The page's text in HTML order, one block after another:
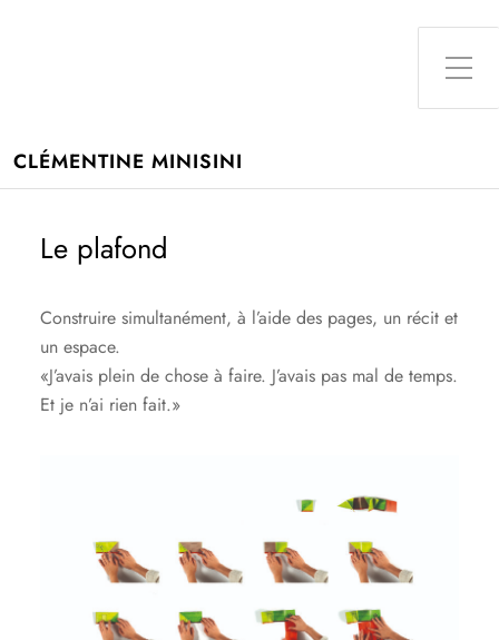
Toggle Side Menu
CLÉMENTINE MINISINI
Le plafond
Construire simultanément, à l’aide des pages, un récit et
un espace.
«J’avais plein de chose à faire. J’avais pas mal de temps.
Et je n’ai rien fait.»